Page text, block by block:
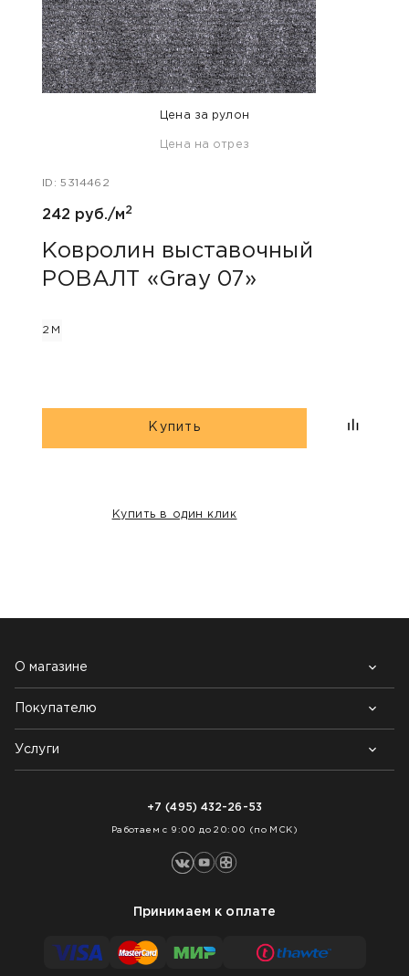
Цена за рулон
Цена на отрез
ID: 5314462
242 руб./м2
Ковролин выставочный
РОВАЛТ «Gray 07»
2М
Купить
Купить в один клик
О магазине
Почему выбирают нас
Контакты
Блог
Покупателю
Возврат товара
Как заказать
Услуги
+7 (495) 432-26-53
Работаем с 9:00 до 20:00 (по МСК)
Принимаем к оплате